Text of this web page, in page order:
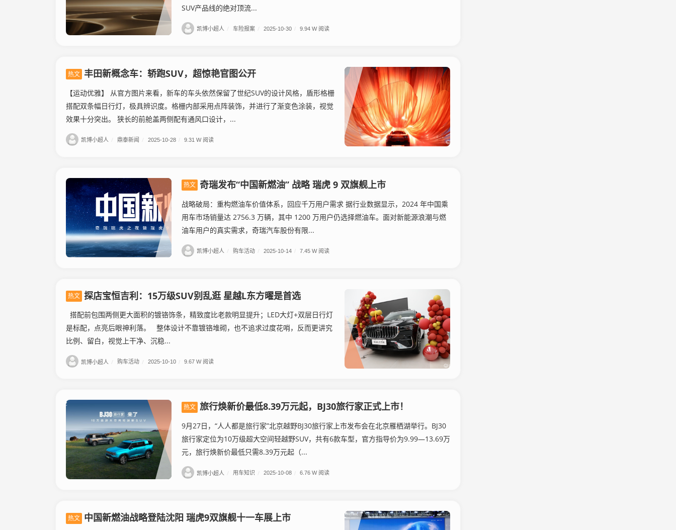
SUV产品线的绝对顶流...
凯博小超人 车险报案 2025-10-30 9.94 W 阅读
热文 丰田新概念车：轿跑SUV，超惊艳官图公开
【运动优雅】 从官方图片来看，新车的车头依然保留了世纪SUV的设计风格，盾形格栅
搭配双条幅日行灯，极具辨识度。格栅内部采用点阵装饰，并进行了渐变色涂装，视觉
效果十分突出。 狭长的前舱盖两侧配有通风口设计，...
凯博小超人 鼎泰新闻 2025-10-28 9.31 W 阅读
热文 奇瑞发布“中国新燃油” 战略 瑞虎 9 双旗舰上市
战略破局：重构燃油车价值体系，回应千万用户需求​ 据行业数据显示，2024 年中国乘
用车市场销量达 2756.3 万辆，其中 1200 万用户仍选择燃油车。面对新能源浪潮与燃
油车用户的真实需求，奇瑞汽车股份有限...
凯博小超人 购车活动 2025-10-14 7.45 W 阅读
热文 探店宝恒吉利：15万级SUV别乱逛 星越L东方曜是首选
搭配前包围两侧更大面积的镀铬饰条，精致度比老款明显提升；LED大灯+双层日行灯
是标配，点亮后眼神利落。 整体设计不靠镀铬堆砌，也不追求过度花哨，反而更讲究
比例、留白，视觉上干净、沉稳...
凯博小超人 购车活动 2025-10-10 9.67 W 阅读
热文 旅行焕新价最低8.39万元起，BJ30旅行家正式上市！
9月27日，“人人都是旅行家”北京越野BJ30旅行家上市发布会在北京雁栖湖举行。BJ30
旅行家定位为10万级超大空间轻越野SUV，共有6款车型，官方指导价为9.99—13.69万
元，旅行焕新价最低只需8.39万元起（...
凯博小超人 用车知识 2025-10-08 6.76 W 阅读
热文 中国新燃油战略登陆沈阳 瑞虎9双旗舰十一车展上市